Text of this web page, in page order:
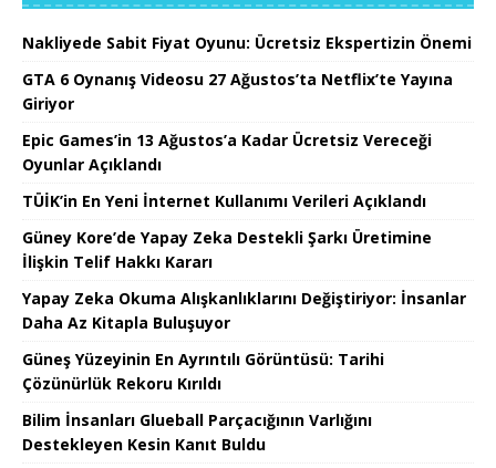
Nakliyede Sabit Fiyat Oyunu: Ücretsiz Ekspertizin Önemi
GTA 6 Oynanış Videosu 27 Ağustos’ta Netflix’te Yayına
Giriyor
Epic Games’in 13 Ağustos’a Kadar Ücretsiz Vereceği
Oyunlar Açıklandı
TÜİK’in En Yeni İnternet Kullanımı Verileri Açıklandı
Güney Kore’de Yapay Zeka Destekli Şarkı Üretimine
İlişkin Telif Hakkı Kararı
Yapay Zeka Okuma Alışkanlıklarını Değiştiriyor: İnsanlar
Daha Az Kitapla Buluşuyor
Güneş Yüzeyinin En Ayrıntılı Görüntüsü: Tarihi
Çözünürlük Rekoru Kırıldı
Bilim İnsanları Glueball Parçacığının Varlığını
Destekleyen Kesin Kanıt Buldu